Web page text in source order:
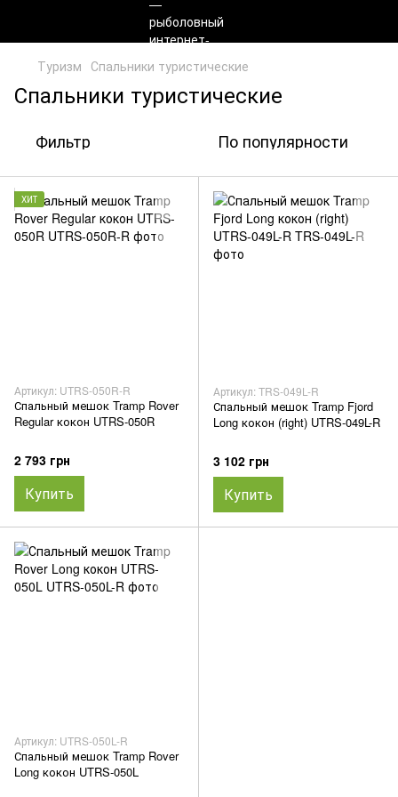
Туризм Спальники туристические
Спальники туристические
Фильтр По популярности
ХИТ
Артикул: UTRS-050R-R
Спальный мешок Tramp Rover
Regular кокон UTRS-050R
2 793 грн
Купить
Артикул: TRS-049L-R
Спальный мешок Tramp Fjord
Long кокон (right) UTRS-049L-R
3 102 грн
Купить
Артикул: UTRS-050L-R
Спальный мешок Tramp Rover
Long кокон UTRS-050L